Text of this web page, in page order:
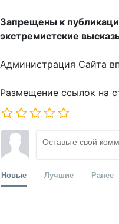
Запрещены к
экстремистские
Администрация Сайта
Размещение ссылок на
Новые Лучшие Ранее